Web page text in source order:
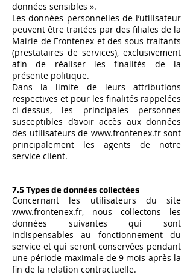
données sensibles ».
Les données personnelles de l’utilisateur
peuvent être traitées par des filiales de la
Mairie de Frontenex et des sous-traitants
(prestataires de services), exclusivement
afin de réaliser les finalités de la
présente politique.
Dans la limite de leurs attributions
respectives et pour les finalités rappelées
ci-dessus, les principales personnes
susceptibles d’avoir accès aux données
des utilisateurs de www.frontenex.frsont
principalement les agents de notre
service client.
7.5 Types de données collectées
Concernant les utilisateurs du site
www.frontenex.fr, nous collectons les
données suivantes qui sont
indispensables au fonctionnement du
service et qui seront conservées pendant
une période maximale de 9 mois après la
fin de la relation contractuelle.